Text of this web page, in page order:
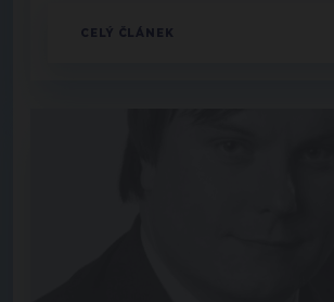
CELÝ ČLÁNEK